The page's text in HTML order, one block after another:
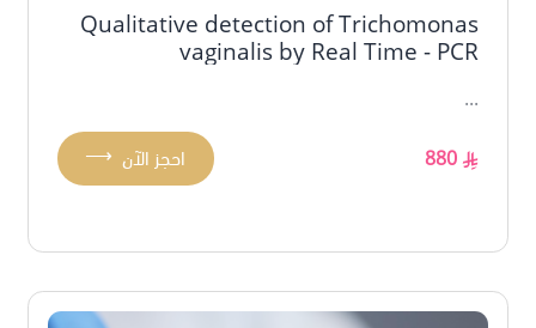
Qualitative detection of Trichomonas
vaginalis by Real Time - PCR
...
880
⟶ احجز الآن